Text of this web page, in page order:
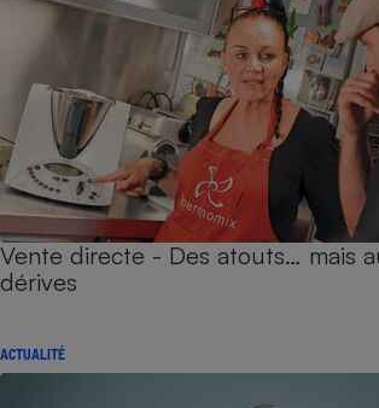
Vente directe - Des atouts… mais
dérives
ACTUALITÉ